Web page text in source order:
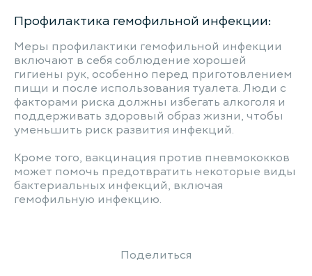
Профилактика гемофильной инфекции:
Меры профилактики гемофильной инфекции
включают в себя соблюдение хорошей
гигиены рук, особенно перед приготовлением
пищи и после использования туалета. Люди с
факторами риска должны избегать алкоголя и
поддерживать здоровый образ жизни, чтобы
уменьшить риск развития инфекций.
Кроме того, вакцинация против пневмококков
может помочь предотвратить некоторые виды
бактериальных инфекций, включая
гемофильную инфекцию.
Поделиться